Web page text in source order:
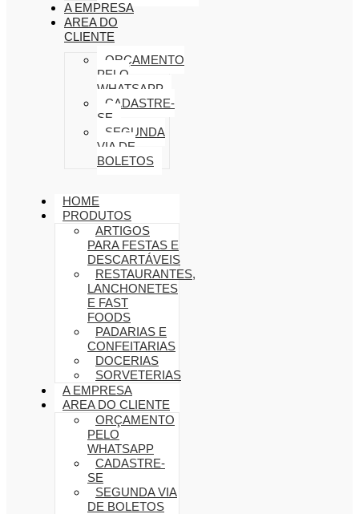
A EMPRESA
AREA DO
CLIENTE
ORÇAMENTO
PELO
WHATSAPP
CADASTRE-
SE
SEGUNDA
VIA DE
BOLETOS
HOME
PRODUTOS
ARTIGOS
PARA FESTAS E
DESCARTÁVEIS
RESTAURANTES,
LANCHONETES
E FAST
FOODS
PADARIAS E
CONFEITARIAS
DOCERIAS
SORVETERIAS
A EMPRESA
AREA DO CLIENTE
ORÇAMENTO
PELO
WHATSAPP
CADASTRE-
SE
SEGUNDA VIA
DE BOLETOS